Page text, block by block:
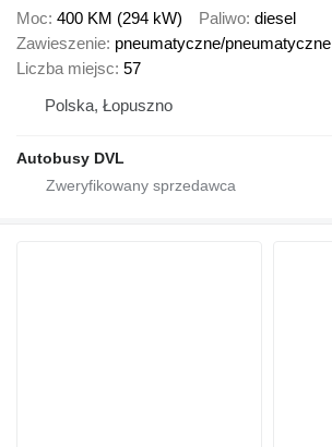
Moc 400 KM (294 kW) Paliwo diesel
Zawieszenie pneumatyczne/pneumatyczne
Liczba miejsc 57
Polska, Łopuszno
Autobusy DVL